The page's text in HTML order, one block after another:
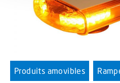
Produits amovibles